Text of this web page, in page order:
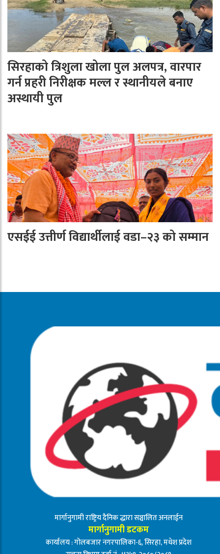
सिरहाको त्रिशुला खोला पुल अलपत्र, वारपार
गर्न प्रहरी निरीक्षक मल्ल र स्थानीयले बनाए
अस्थायी पुल
एसईई उत्तीर्ण विद्यार्थीलाई वडा–२३ को सम्मान
मार्गानुगामी राष्ट्रिय दैनिक द्धारा सञ्चालित अनलाईन
मार्गानुगामी डटकम
कार्यालय : गोलबजार नगरपालिका-६, सिरहा, मधेश प्रदेश